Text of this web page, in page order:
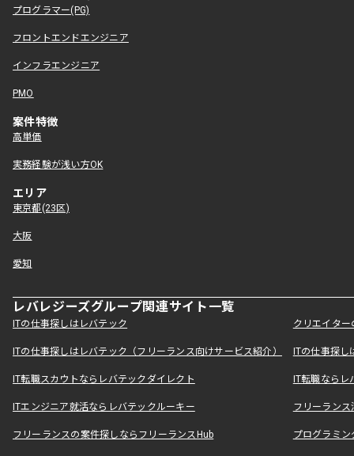
プログラマー(PG)
フロントエンドエンジニア
インフラエンジニア
PMO
案件特徴
高単価
実務経験が浅い方OK
エリア
東京都(23区)
大阪
愛知
レバレジーズグループ関連サイト一覧
ITの仕事探しはレバテック クリエイタ
ITの仕事探しはレバテック（フリーランス向けサービス紹介） ITの仕事探
IT転職スカウトならレバテックダイレクト IT転職なら
ITエンジニア就活ならレバテックルーキー フリーラン
フリーランスの案件探しならフリーランスHub プログラミ